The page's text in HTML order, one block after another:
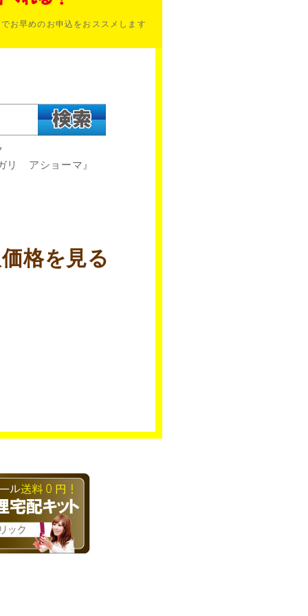
お早めのお申込をおススメします
リ アショーマ』
格を見る